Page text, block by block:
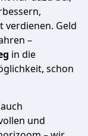
verdienen. Geld
–
in die
schon
und